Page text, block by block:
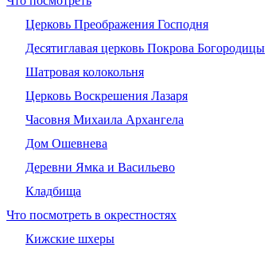
Церковь Преображения Господня
Десятиглавая церковь Покрова Богородицы
Шатровая колокольня
Церковь Воскрешения Лазаря
Часовня Михаила Архангела
Дом Ошевнева
Деревни Ямка и Васильево
Кладбища
Что посмотреть в окрестностях
Кижские шхеры